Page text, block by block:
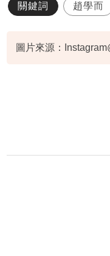
關鍵詞 趙學而
圖片來源：